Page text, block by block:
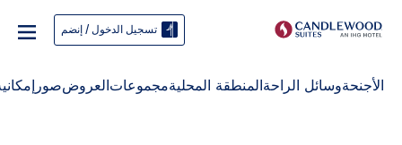
تسجيل الدخول / إنضم
الأجنحةوسائل الراحةالمنطقة المحلية‫‫مجموعات‬‬العروضصور